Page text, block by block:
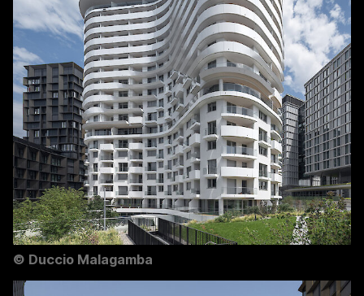
© Duccio Malagamba